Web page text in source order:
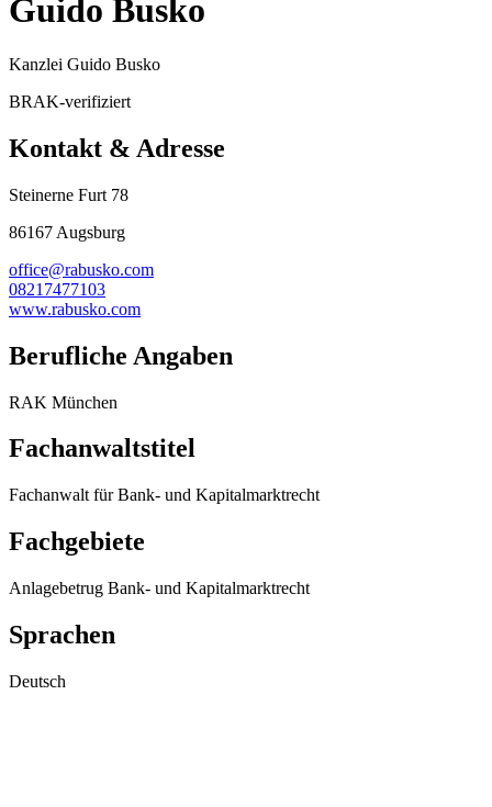
Guido Busko
Kanzlei Guido Busko
BRAK-verifiziert
Kontakt & Adresse
Steinerne Furt 78
86167 Augsburg
office@rabusko.com
08217477103
www.rabusko.com
Berufliche Angaben
RAK München
Fachanwaltstitel
Fachanwalt für Bank- und Kapitalmarktrecht
Fachgebiete
Anlagebetrug Bank- und Kapitalmarktrecht
Sprachen
Deutsch